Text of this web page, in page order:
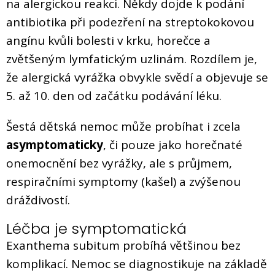
na alergickou reakci. Někdy dojde k podání
antibiotika při podezření na streptokokovou
angínu kvůli bolesti v krku, horečce a
zvětšeným lymfatickým uzlinám. Rozdílem je,
že alergická vyrážka obvykle svědí a objevuje se
5. až 10. den od začátku podávání léku.
Šestá dětská nemoc může probíhat i zcela
asymptomaticky, či pouze jako horečnaté
onemocnění bez vyrážky, ale s průjmem,
respiračními symptomy (kašel) a zvýšenou
dráždivostí.
Léčba je symptomatická
Exanthema subitum probíhá většinou bez
komplikací. Nemoc se diagnostikuje na základě